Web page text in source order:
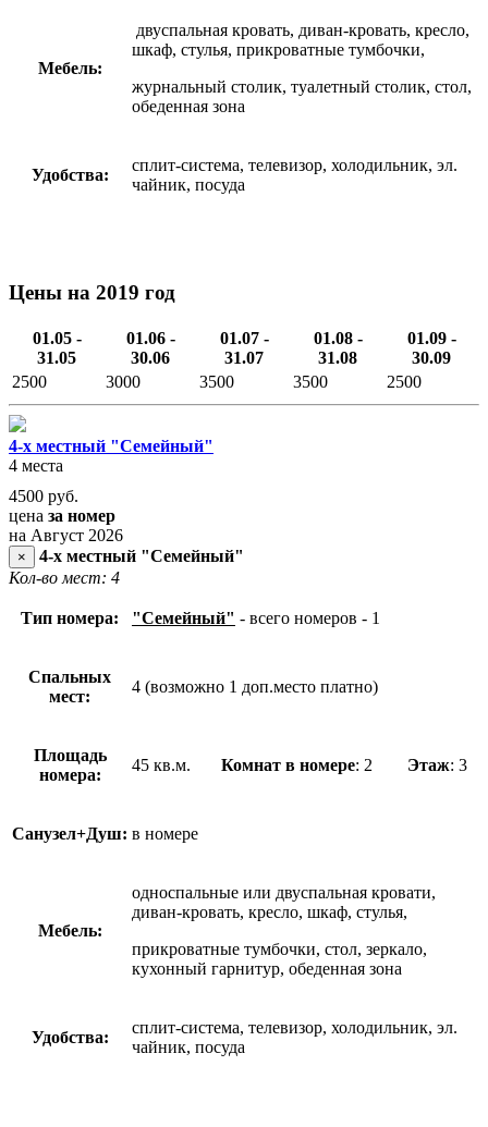
Мебель:
двуспальная кровать, диван-кровать, кресло,
шкаф, стулья, прикроватные тумбочки,
журнальный столик, туалетный столик, стол,
обеденная зона
Удобства:
сплит-система, телевизор, холодильник, эл.
чайник, посуда
Цены на 2019 год
01.05 -
31.05
01.06 -
30.06
01.07 -
31.07
01.08 -
31.08
01.09 -
30.09
2500
3000 3500 3500 2500
4-х местный "Семейный"
4 места
4500 руб.
цена за номер
на Август 2026
×
4-х местный "Семейный"
Кол-во мест: 4
Тип номера: "Семейный" - всего номеров - 1
Спальных
мест:
4 (возможно 1 доп.место платно)
Площадь
номера:
45 кв.м. Комнат в номере: 2 Этаж: 3
Санузел+Душ: в номере
Мебель:
односпальные или двуспальная кровати,
диван-кровать, кресло, шкаф, стулья,
прикроватные тумбочки, стол, зеркало,
кухонный гарнитур, обеденная зона
Удобства:
сплит-система, телевизор, холодильник, эл.
чайник, посуда